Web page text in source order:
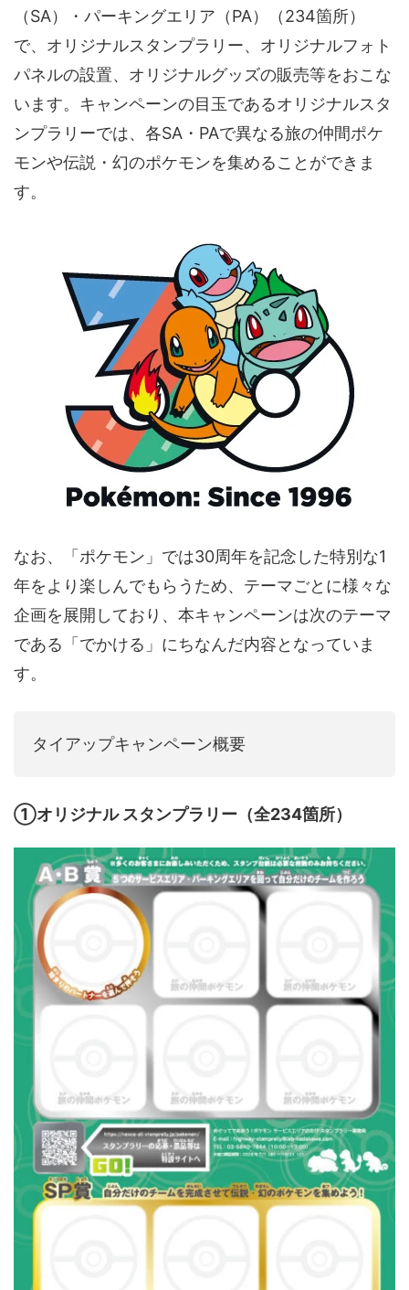
（SA）・パーキングエリア（PA）（234箇所）
で、オリジナルスタンプラリー、オリジナルフォト
パネルの設置、オリジナルグッズの販売等をおこな
います。キャンペーンの目玉であるオリジナルスタ
ンプラリーでは、各SA・PAで異なる旅の仲間ポケ
モンや伝説・幻のポケモンを集めることができま
す。
なお、「ポケモン」では30周年を記念した特別な1
年をより楽しんでもらうため、テーマごとに様々な
企画を展開しており、本キャンペーンは次のテーマ
である「でかける」にちなんだ内容となっていま
す。
タイアップキャンペーン概要
➀オリジナル スタンプラリー（全234箇所）